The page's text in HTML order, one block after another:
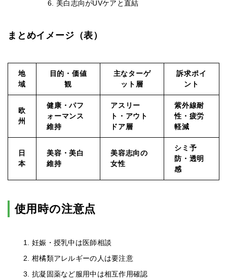
美白志向がUVケアと直結
まとめイメージ（表）
地
域
目的・価値
観
主なターゲ
ット層
訴求ポイ
ント
欧
州
健康・パフ
ォーマンス
維持
アスリー
ト・アウト
ドア層
紫外線耐
性・疲労
軽減
日
本
美容・美白
維持
美容志向の
女性
シミ予
防・透明
感
使用時の注意点
妊娠・授乳中は医師相談
柑橘類アレルギーの人は要注意
抗凝固薬など服用中は相互作用確認